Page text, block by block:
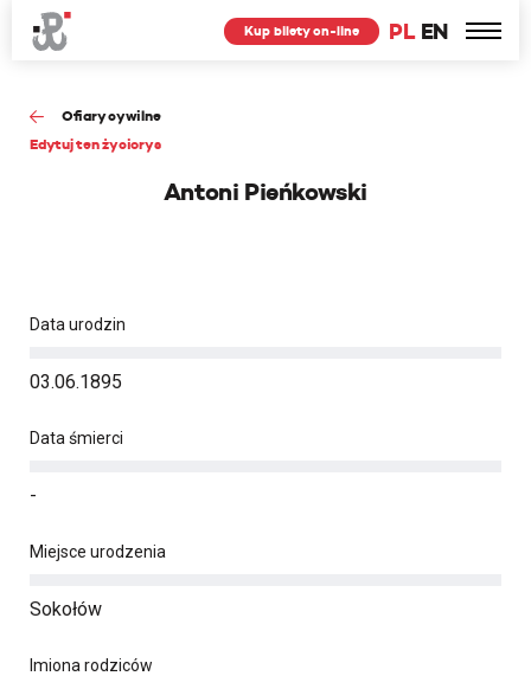
PL EN
Kup bilety on-line
Ofiary cywilne
Edytuj ten życiorys
Antoni Pieńkowski
Data urodzin
03.06.1895
Data śmierci
-
Miejsce urodzenia
Sokołów
Imiona rodziców